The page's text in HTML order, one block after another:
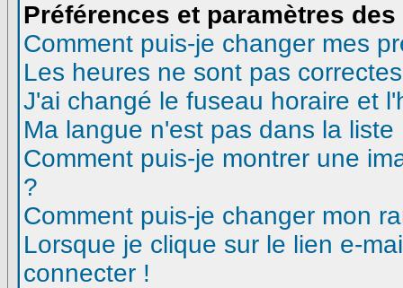
Préférences et paramètres
Comment puis-je changer mes
Les heures ne sont pas
J'ai changé le fuseau horaire et
Ma langue n'est pas dans la liste
Comment puis-je montrer une
?
Comment puis-je changer mon
Lorsque je clique sur le lien e-
connecter !